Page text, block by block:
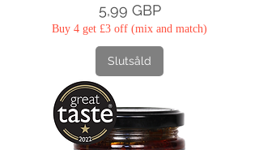
Pris
5,99 GBP
Buy 4 get £3 off (mix and match)
Slutsåld